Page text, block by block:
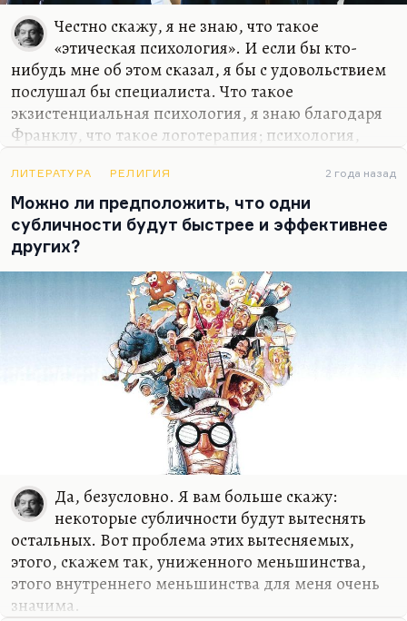
Честно скажу, я не знаю, что такое
«этическая психология». И если бы кто-
нибудь мне об этом сказал, я бы с удовольствием
послушал бы специалиста. Что такое
экзистенциальная психология, я знаю благодаря
Франклу, что такое логотерапия; психология,
более-менее понятно. Но что такое этическая
психология, для меня темна вода. Расскажите.
Этика действительно меньше всего интересует
современных школьников. Я люблю цитировать
эту фразу одного школьника в «Сечении»: мы
говорили о том, что Дуня и Соня в «Преступлении
и наказании» — проекция души и совести
Раскольникова, и один мальчик сказал:
«Неслучайно Соня сделана проституткой — с
совестью всегда…
ЛИТЕРАТУРА РЕЛИГИЯ 2 года назад
Можно ли предположить, что одни
субличности будут быстрее и эффективнее
других?
Да, безусловно. Я вам больше скажу:
некоторые субличности будут вытеснять
остальных. Вот проблема этих вытесняемых,
этого, скажем так, униженного меньшинства,
этого внутреннего меньшинства для меня очень
значима.